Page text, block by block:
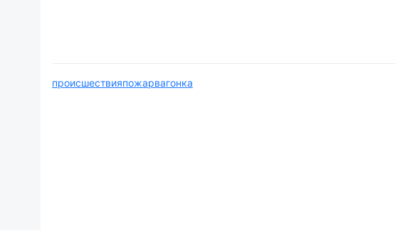
происшествияпожарвагонка